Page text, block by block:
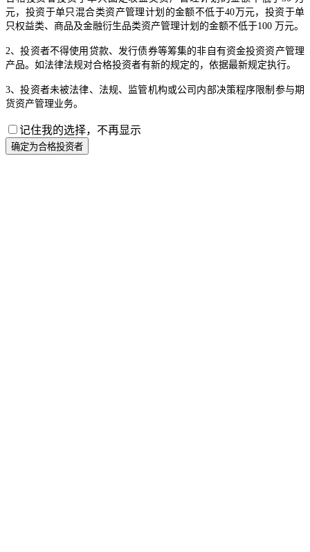
元，投资于单只混合类资产管理计划的金额不低于40万元，投资于单
只权益类、商品及金融衍生品类资产管理计划的金额不低于100 万元。
2、投资者不得使用贷款、发行债券等筹集的非自有资金投资资产管理
产品。如法律法规对合格投资者有新的规定的，依据最新规定执行。
3、投资者未被法律、法规、监管机构或公司内部决策程序限制参与期
货资产管理业务。
记住我的选择，不再显示
确定为合格投资者